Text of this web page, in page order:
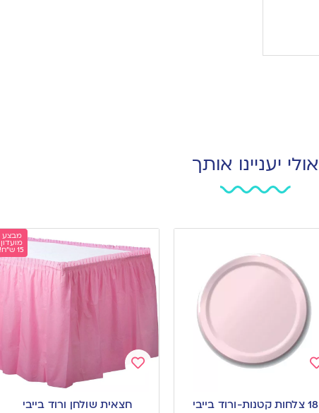
אולי יעניינו אותך
to
18 צלחות קטנות-ורוד בייבי
מבצע
מועדון
15 ש"ח!
חצאית שולחן ורוד בייבי